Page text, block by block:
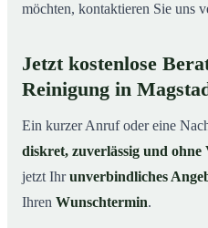
möchten, kontaktieren Sie uns
Jetzt kostenlose
Reinigung in
Ein kurzer Anruf oder eine
diskret, zuverlässig und
jetzt Ihrunverbindliches
Ihren Wunschtermin.